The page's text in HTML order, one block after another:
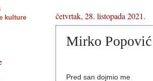
četvrtak, 28. listopada 2021.
Mirko
Pred san dojmio me
kulture